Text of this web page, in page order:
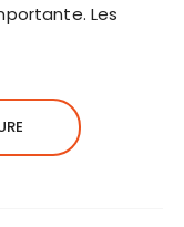
Les